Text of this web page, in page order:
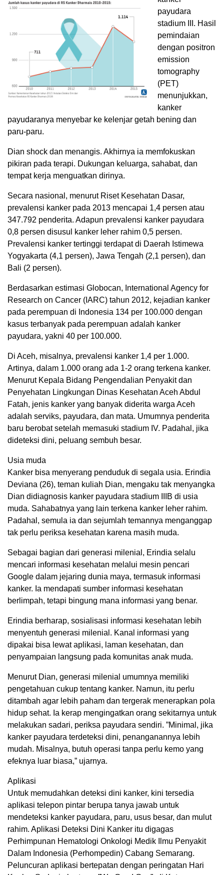
payudara
stadium III. Hasil
pemindaian
dengan positron
emission
tomography
(PET)
menunjukkan,
kanker
payudaranya menyebar ke kelenjar getah bening dan
paru-paru.
Dian shock dan menangis. Akhirnya ia memfokuskan
pikiran pada terapi. Dukungan keluarga, sahabat, dan
tempat kerja menguatkan dirinya.
Secara nasional, menurut Riset Kesehatan Dasar,
prevalensi kanker pada 2013 mencapai 1,4 persen atau
347.792 penderita. Adapun prevalensi kanker payudara
0,8 persen disusul kanker leher rahim 0,5 persen.
Prevalensi kanker tertinggi terdapat di Daerah Istimewa
Yogyakarta (4,1 persen), Jawa Tengah (2,1 persen), dan
Bali (2 persen).
Berdasarkan estimasi Globocan, International Agency for
Research on Cancer (IARC) tahun 2012, kejadian kanker
pada perempuan di Indonesia 134 per 100.000 dengan
kasus terbanyak pada perempuan adalah kanker
payudara, yakni 40 per 100.000.
Di Aceh, misalnya, prevalensi kanker 1,4 per 1.000.
Artinya, dalam 1.000 orang ada 1-2 orang terkena kanker.
Menurut Kepala Bidang Pengendalian Penyakit dan
Penyehatan Lingkungan Dinas Kesehatan Aceh Abdul
Fatah, jenis kanker yang banyak diderita warga Aceh
adalah serviks, payudara, dan mata. Umumnya penderita
baru berobat setelah memasuki stadium IV. Padahal, jika
dideteksi dini, peluang sembuh besar.
Usia muda
Kanker bisa menyerang penduduk di segala usia. Erindia
Deviana (26), teman kuliah Dian, mengaku tak menyangka
Dian didiagnosis kanker payudara stadium IIIB di usia
muda. Sahabatnya yang lain terkena kanker leher rahim.
Padahal, semula ia dan sejumlah temannya menganggap
tak perlu periksa kesehatan karena masih muda.
Sebagai bagian dari generasi milenial, Erindia selalu
mencari informasi kesehatan melalui mesin pencari
Google dalam jejaring dunia maya, termasuk informasi
kanker. Ia mendapati sumber informasi kesehatan
berlimpah, tetapi bingung mana informasi yang benar.
Erindia berharap, sosialisasi informasi kesehatan lebih
menyentuh generasi milenial. Kanal informasi yang
dipakai bisa lewat aplikasi, laman kesehatan, dan
penyampaian langsung pada komunitas anak muda.
Menurut Dian, generasi milenial umumnya memiliki
pengetahuan cukup tentang kanker. Namun, itu perlu
ditambah agar lebih paham dan tergerak menerapkan pola
hidup sehat. Ia kerap mengingatkan orang sekitarnya untuk
melakukan sadari, periksa payudara sendiri. ”Minimal, jika
kanker payudara terdeteksi dini, penanganannya lebih
mudah. Misalnya, butuh operasi tanpa perlu kemo yang
efeknya luar biasa,” ujarnya.
Aplikasi
Untuk memudahkan deteksi dini kanker, kini tersedia
aplikasi telepon pintar berupa tanya jawab untuk
mendeteksi kanker payudara, paru, usus besar, dan mulut
rahim. Aplikasi Deteksi Dini Kanker itu digagas
Perhimpunan Hematologi Onkologi Medik Ilmu Penyakit
Dalam Indonesia (Perhompedin) Cabang Semarang.
Peluncuran aplikasi bertepatan dengan peringatan Hari